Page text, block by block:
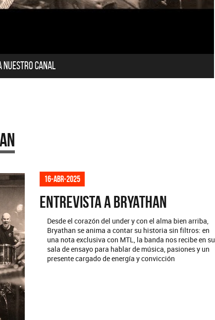
nuestro canal
16-abr-2025
Entrevista a Bryathan
Desde el corazón del under y con el alma bien arriba,
Bryathan se anima a contar su historia sin filtros: en
una nota exclusiva con MTL, la banda nos recibe en su
sala de ensayo para hablar de música, pasiones y un
presente cargado de energía y convicción